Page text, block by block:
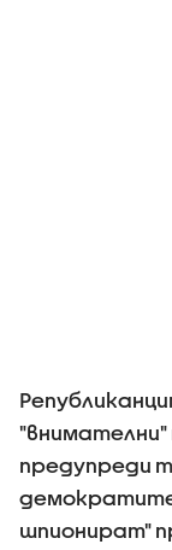
"внимателни"
предупреди
демократите
шпионират"